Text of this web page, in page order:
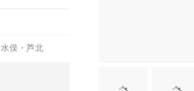
水俣・芦北